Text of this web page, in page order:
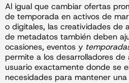
Al igual que cambiar ofertas
de temporada en activos de
o digitales, las creatividades de
de metadatos también deben
ocasiones, eventos y
permite a los desarrolladores
usuario exactamente donde se
necesidades para mantener